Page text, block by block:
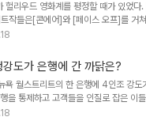
1995) 국내보단 북미쪽 어린이들에게
동명의 만화 캐릭터를 실사화하면서
지 제작되는 저력을 과시한 바 있다. 9
..
헐리우드 영화계를 평정할 때가 있었다.
작들은[콘에어]와 [페이스 오프]를 거
이 달려왔다. 오락물과 작품성있는 영화
동을 하고 있다. 그러나 최근의 행보는 [더
여주지는 못하는 듯하다. 다작배우의 단
기복이 심하다는 것인데, 니콜라스 케
런 모습이 좀 더 많이 보인다는게 문제다
이더]는 흥행여부를 떠나 원작의 팬들의
도가 은행에 간 까닭은?
욕 월스트리트의 한 은행에 4인조 강도
을 통제하고 고객들을 인질로 잡은 이
복면을 착용하도록 강요한다. 그리곤 제